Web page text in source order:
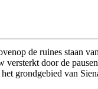
de ruines staan
versterkt door de
grondgebied van